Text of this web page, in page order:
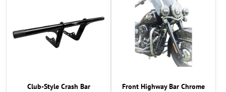
Club-Style Crash Bar Front Highway Bar Chrome